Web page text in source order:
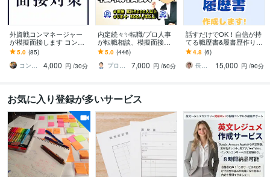
外資戦コンマネージャー
が模擬面接します コンサ
ルケース面接対策@外資
戦コンマネージャー＆面
接官
5.0 (85)
コンサルぴえろ
4,000 円 /30分
内定続々✨転職/プロ人事
が転職相談、模擬面接し
ます ★安心&実績プラチ
ナ★質問や相談は無制限
｜面接練習もOK！
5.0 (446)
プロ人事３段 さとう
7,000 円 /60分
話すだけでOK！自信が持
てる職歴書&履書歴作りま
す 即日納品可！年間300
名を成功に導く現役エー
ジェントが作成！
4.8 (6)
長谷川さん（はせがわさん）
15,000 円 /90分
お気に入り登録が多いサービス